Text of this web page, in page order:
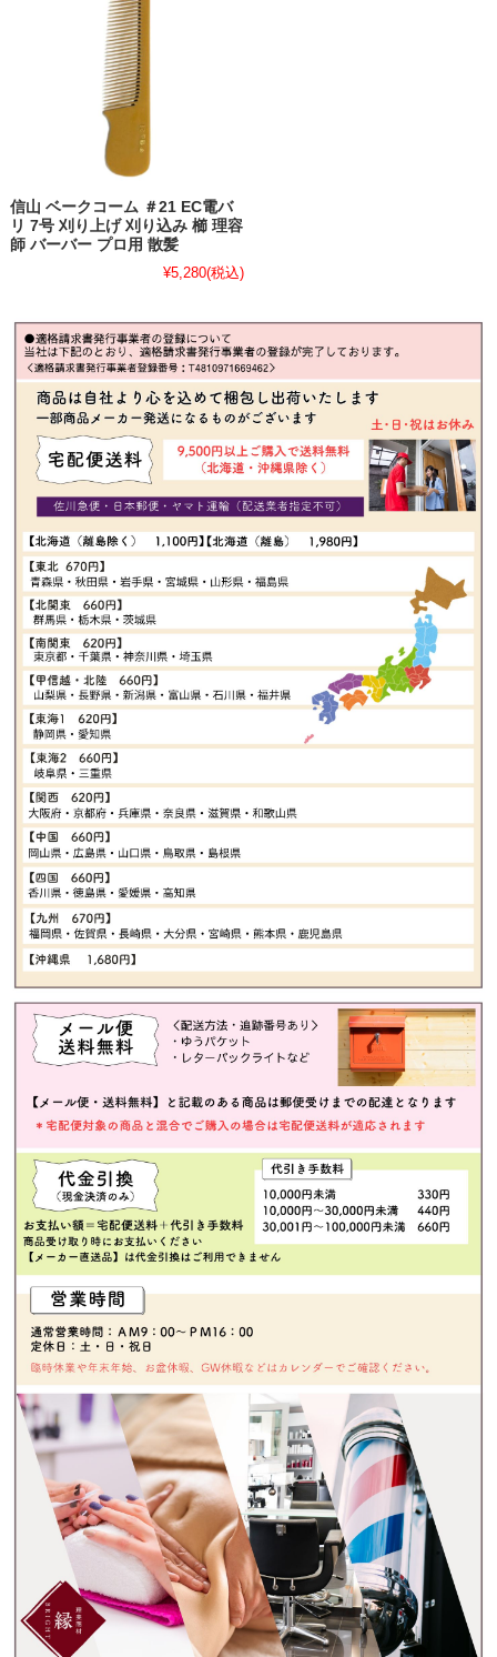
信山 ベークコーム ＃21 EC電バ
リ 7号 刈り上げ 刈り込み 櫛 理容
師 バーバー プロ用 散髪
¥5,280(税込)